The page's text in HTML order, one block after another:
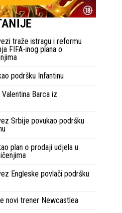
traže istragu i reformu
FIFA-inog plana o
podršku Infantinu
Barca iz
Srbije povukao podršku
plan o prodaji udjela u
Engleske povlači podršku
novi trener Newcastlea